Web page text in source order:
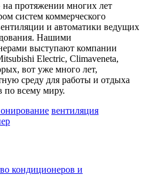
протяжении многих лет
систем коммерческого
и автоматики ведущих
Нашими
выступают компании
Electric, Climaveneta,
вот уже много лет,
среду для работы и отдыха
по всему миру.
вентиляция
кондиционеров и